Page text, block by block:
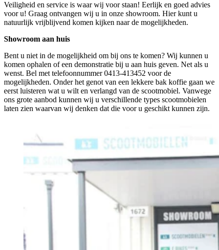
Veiligheid en service is waar wij voor staan! Eerlijk en goed advies
voor u! Graag ontvangen wij u in onze showroom. Hier kunt u
natuurlijk vrijblijvend komen kijken naar de mogelijkheden.
Showroom aan huis
Bent u niet in de mogelijkheid om bij ons te komen? Wij kunnen u
komen ophalen of een demonstratie bij u aan huis geven. Net als u
wenst. Bel met telefoonnummer 0413-413452 voor de
mogelijkheden. Onder het genot van een lekkere bak koffie gaan we
eerst luisteren wat u wilt en verlangd van de scootmobiel. Vanwege
ons grote aanbod kunnen wij u verschillende types scootmobielen
laten zien waarvan wij denken dat die voor u geschikt kunnen zijn.